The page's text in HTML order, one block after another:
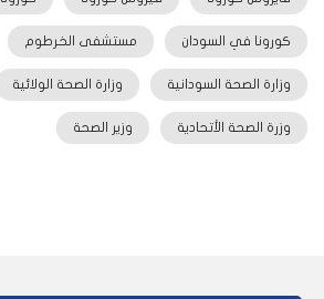
كورونا في السودان مستشفى الخرطوم
وزارة الصحة السودانية وزارة الصحة الولائية
وزرة الصحة الأتحادية وزير الصحة